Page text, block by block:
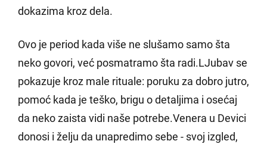
dokazima kroz dela.
Ovo je period kada više ne slušamo samo šta
neko govori, već posmatramo šta radi.LJubav se
pokazuje kroz male rituale: poruku za dobro jutro,
pomoć kada je teško, brigu o detaljima i osećaj
da neko zaista vidi naše potrebe.Venera u Devici
donosi i želju da unapredimo sebe - svoj izgled,